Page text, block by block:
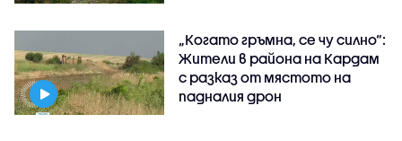
„Когато гръмна, се чу силно“:
Жители в района на Кардам
с разказ от мястото на
падналия дрон